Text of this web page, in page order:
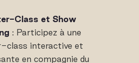
Class et Show
: Participez à une
class interactive et
en compagnie du